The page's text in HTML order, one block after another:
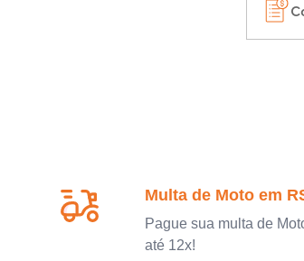
Multa de Moto em
Pague sua multa de
até 12x!